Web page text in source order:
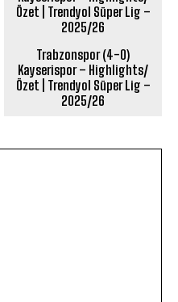
Trabzonspor (4-0)
Kayserispor – Highlights/
Özet | Trendyol Süper Lig –
2025/26